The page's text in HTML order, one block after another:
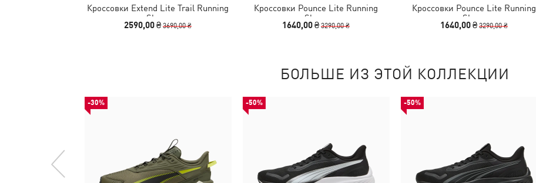
Кроссовки Extend Lite Trail Running
Shoes
2590,00 ₴3690,00 ₴
Кроссовки Pounce Lite Running
Shoes
1640,00 ₴3290,00 ₴
Кроссовки Pounce Lite Running
Shoes
1640,00 ₴3290,00 ₴
БОЛЬШЕ ИЗ ЭТОЙ КОЛЛЕКЦИИ
-30% -50% -50%